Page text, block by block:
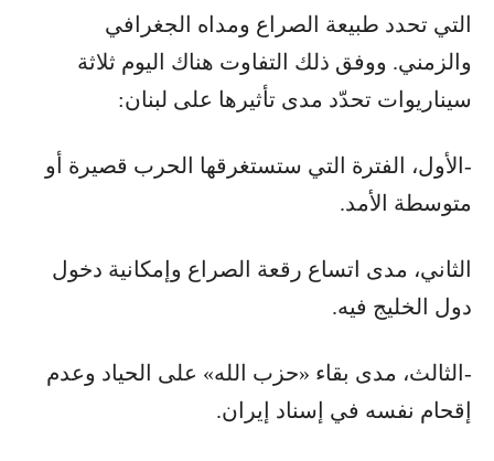
التي تحدد طبيعة الصراع ومداه الجغرافي
والزمني. ووفق ذلك التفاوت هناك اليوم ثلاثة
سيناريوات تحدّد مدى تأثيرها على لبنان:
-الأول، الفترة التي ستستغرقها الحرب قصيرة أو
متوسطة الأمد.
الثاني، مدى اتساع رقعة الصراع وإمكانية دخول
دول الخليج فيه.
-الثالث، مدى بقاء «حزب الله» على الحياد وعدم
إقحام نفسه في إسناد إيران.